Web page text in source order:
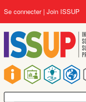
au
contenu
principal
Main
navigation
User
account
menu
Se connecter Join ISSUP